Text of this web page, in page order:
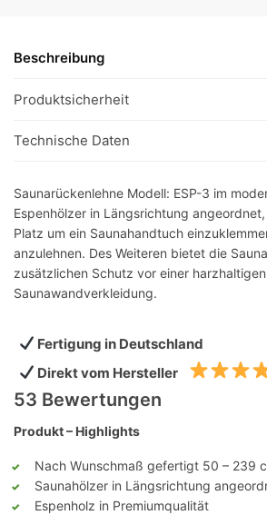
Beschreibung
Produktsicherheit
Technische Daten
Saunarückenlehne Modell: ESP-3 im
Espenhölzer in Längsrichtung
Platz um ein Saunahandtuch
anzulehnen. Des Weiteren bietet die
zusätzlichen Schutz vor einer harzhaltigen
Saunawandverkleidung.
Fertigung in Deutschland
Direkt vom Hersteller
53 Bewertungen
Produkt – Highlights
Nach Wunschmaß gefertigt 50 – 239
Saunahölzer in Längsrichtung
Espenholz in Premiumqualität